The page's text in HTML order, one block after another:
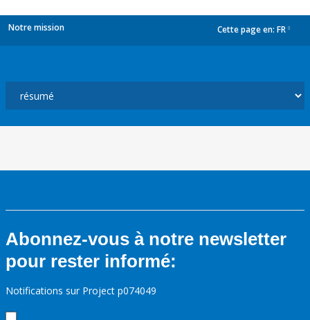
Notre mission Cette page en: FR
Abonnez-vous à notre newsletter
pour rester informé:
Notifications sur Project p074049